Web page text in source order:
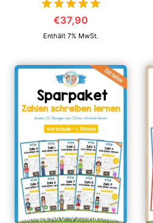
von 5
€37,90
Enthält 7% MwSt.